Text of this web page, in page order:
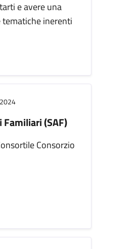
e avere una
inerenti
(SAF)
Consorzio